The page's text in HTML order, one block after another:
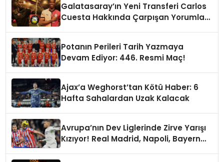
Galatasaray’ın Yeni Transferi Carlos
Cuesta Hakkında Çarpışan Yorumlar:
Potanın Perileri Tarih Yazmaya
Devam Ediyor: 446. Resmi Maç!
Ajax’a Weghorst’tan Kötü Haber: 6
Hafta Sahalardan Uzak Kalacak
Avrupa’nın Dev Liglerinde Zirve Yarışı
Kızıyor! Real Madrid, Napoli, Bayern